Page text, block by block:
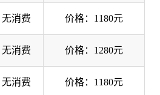
无消费 价格：1180元
无消费 价格：1280元
无消费 价格：1180元